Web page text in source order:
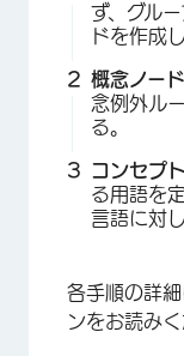
ず、グル
ドを作成し
概念ノー
念例外ル
る。
コンセプ
る用語を
言語に対
各手順の詳
ンをお読みく